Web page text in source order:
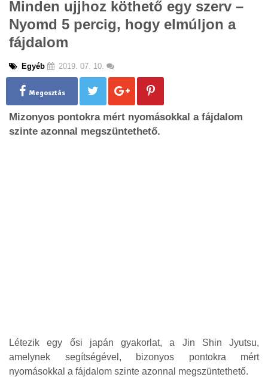
Minden ujjhoz köthető egy szerv –
Nyomd 5 percig, hogy elmúljon a
fájdalom
Egyéb 2019. 07. 10.
Megosztás
Mizonyos pontokra mért nyomásokkal a fájdalom
szinte azonnal megszüntethető.
Létezik egy ősi japán gyakorlat, a Jin Shin Jyutsu,
amelynek segítségével, bizonyos pontokra mért
nyomásokkal a fájdalom szinte azonnal megszüntethető.